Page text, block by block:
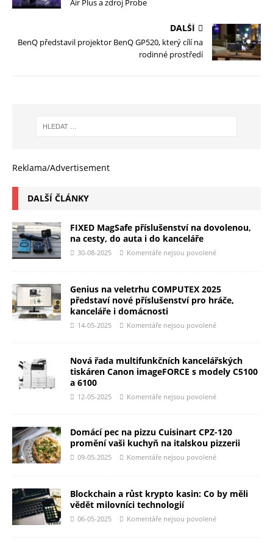
DALŠÍ
BenQ představil projektor BenQ GP520, který cílí na
rodinné prostředí
Reklama/Advertisement
DALŠÍ ČLÁNKY
FIXED MagSafe příslušenství na dovolenou,
na cesty, do auta i do kanceláře
30-08-2025 Komentáře nejsou povolené
Genius na veletrhu COMPUTEX 2025
představí nové příslušenství pro hráče,
kanceláře i domácnosti
14-05-2025 Komentáře nejsou povolené
Nová řada multifunkčních kancelářských
tiskáren Canon imageFORCE s modely C5100
a 6100
12-05-2025 Komentáře nejsou povolené
Domácí pec na pizzu Cuisinart CPZ-120
promění vaši kuchyň na italskou pizzerii
09-05-2025 Komentáře nejsou povolené
Blockchain a růst krypto kasin: Co by měli
vědět milovníci technologií
06-05-2025 Komentáře nejsou povolené